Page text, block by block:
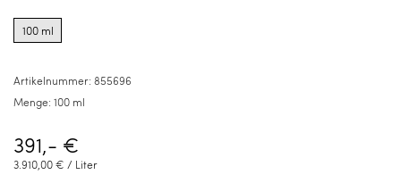
options
for
100 ml
Artikelnummer: 855696
Menge: 100 ml
391,- €
3.910,00 € / Liter